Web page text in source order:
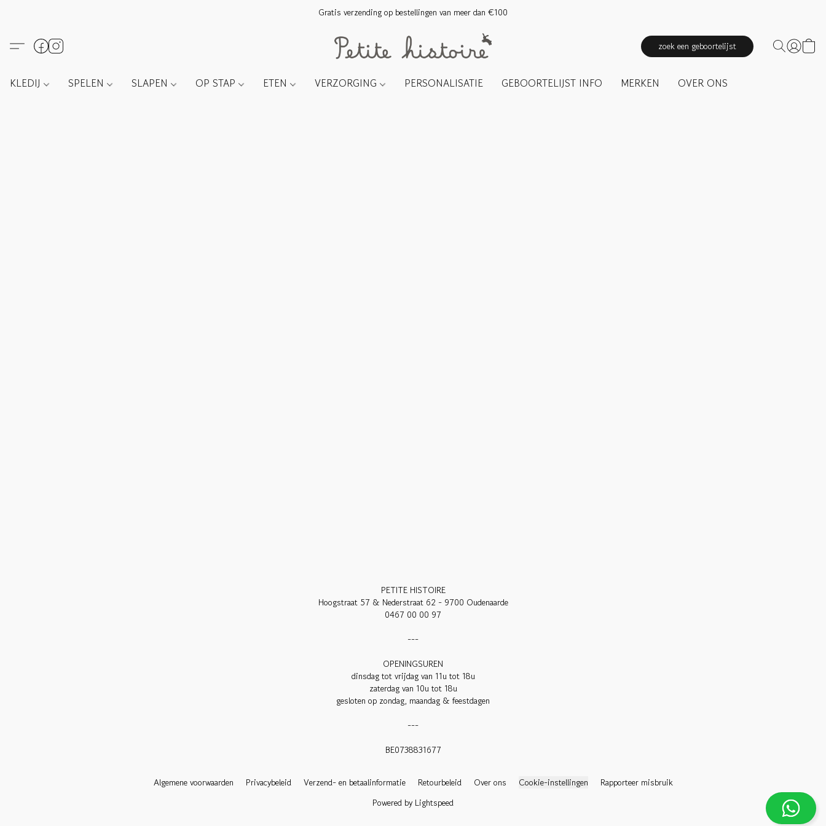
Gratis verzending op bestellingen van meer dan €100
zoek een geboortelijst
KLEDIJ SPELEN SLAPEN OP STAP ETEN VERZORGING PERSONALISATIE GEBOORTELIJST INFO MERKEN OVER ONS
PETITE HISTOIRE
Hoogstraat 57 & Nederstraat 62 - 9700 Oudenaarde
0467 00 00 97
---
OPENINGSUREN
dinsdag tot vrijdag van 11u tot 18u
zaterdag van 10u tot 18u
gesloten op zondag, maandag & feestdagen
---
BE0738831677
Algemene voorwaarden Privacybeleid Verzend- en betaalinformatie Retourbeleid Over ons Cookie-instellingen
Rapporteer misbruik
Powered by Lightspeed